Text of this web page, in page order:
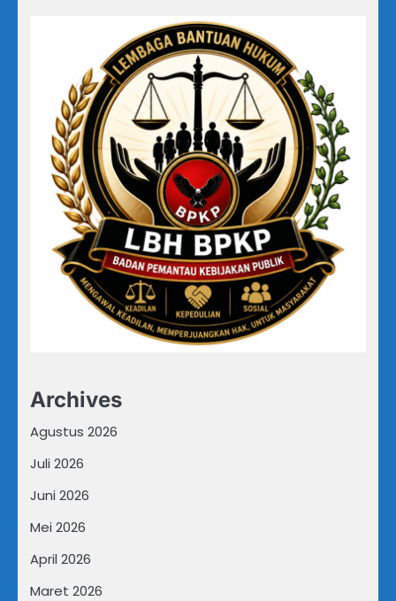
Archives
Agustus 2026
Juli 2026
Juni 2026
Mei 2026
April 2026
Maret 2026